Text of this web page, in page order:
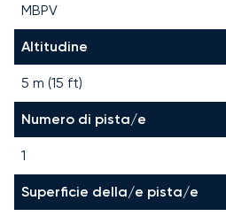
MBPV
Altitudine
5 m (15 ft)
Numero di pista/e
1
Superficie della/e pista/e